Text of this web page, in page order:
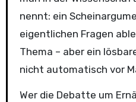
nennt: ein
eigentlichen Fragen
Thema – aber ein
nicht automatisch vor
Wer die Debatte um